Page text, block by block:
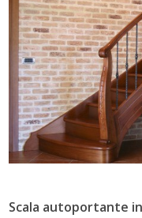
Scala autoportante